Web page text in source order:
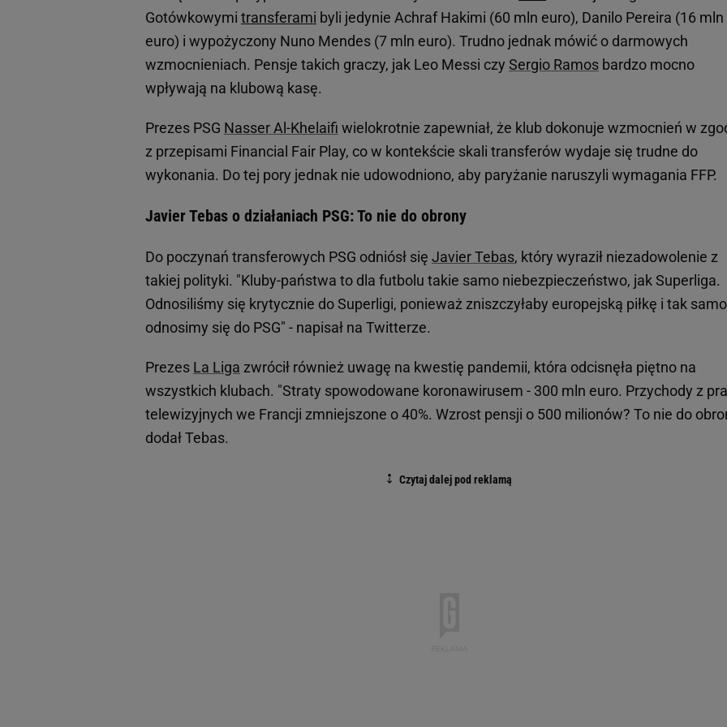
Gotówkowymi transferami byli jedynie Achraf Hakimi (60 mln euro), Danilo Pereira (16 mln
euro) i wypożyczony Nuno Mendes (7 mln euro). Trudno jednak mówić o darmowych
wzmocnieniach. Pensje takich graczy, jak Leo Messi czy Sergio Ramos bardzo mocno
wpływają na klubową kasę.
Prezes PSG Nasser Al-Khelaifi wielokrotnie zapewniał, że klub dokonuje wzmocnień w
z przepisami Financial Fair Play, co w kontekście skali transferów wydaje się trudne do
wykonania. Do tej pory jednak nie udowodniono, aby paryżanie naruszyli wymagania FFP.
Javier Tebas o działaniach PSG: To nie do obrony
Do poczynań transferowych PSG odniósł się Javier Tebas, który wyraził niezadowolenie z
takiej polityki. "Kluby-państwa to dla futbolu takie samo niebezpieczeństwo, jak Superliga.
Odnosiliśmy się krytycznie do Superligi, ponieważ zniszczyłaby europejską piłkę i tak samo
odnosimy się do PSG" - napisał na Twitterze.
Prezes La Liga zwrócił również uwagę na kwestię pandemii, która odcisnęła piętno na
wszystkich klubach. "Straty spowodowane koronawirusem - 300 mln euro. Przychody z
telewizyjnych we Francji zmniejszone o 40%. Wzrost pensji o 500 milionów? To nie do
dodał Tebas.